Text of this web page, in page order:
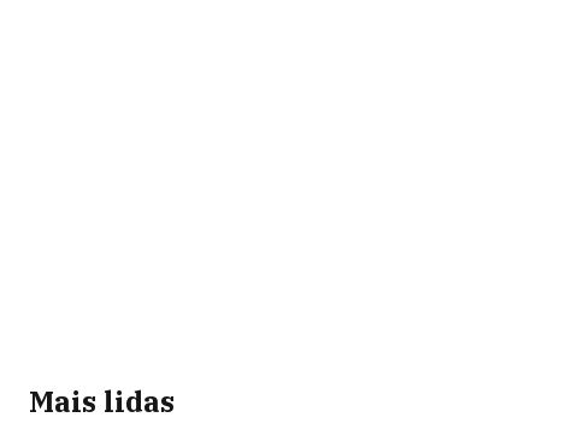
Mais lidas